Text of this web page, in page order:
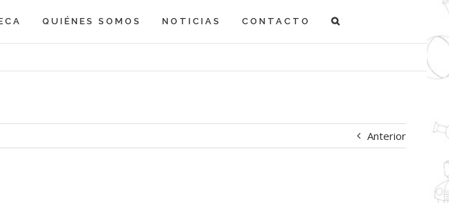
QUIÉNES SOMOS NOTICIAS CONTACTO
Anterior